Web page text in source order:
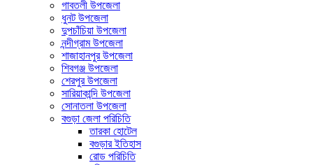
গাবতলী উপজেলা
ধুনট উপজেলা
দুপচাঁচিয়া উপজেলা
নন্দীগ্রাম উপজেলা
শাজাহানপুর উপজেলা
শিবগঞ্জ উপজেলা
শেরপুর উপজেলা
সারিয়াকান্দি উপজেলা
সোনাতলা উপজেলা
বগুড়া জেলা পরিচিতি
তারকা হোটেল
বগুড়ার ইতিহাস
রোড পরিচিতি